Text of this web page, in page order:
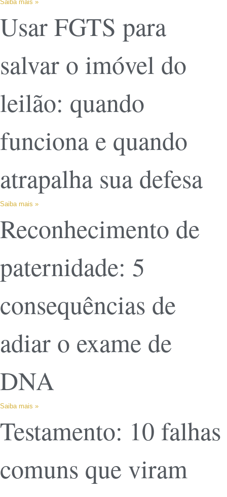
Saiba mais »
Usar FGTS para
salvar o imóvel do
leilão: quando
funciona e quando
atrapalha sua defesa
Saiba mais »
Reconhecimento de
paternidade: 5
consequências de
adiar o exame de
DNA
Saiba mais »
Testamento: 10 falhas
comuns que viram